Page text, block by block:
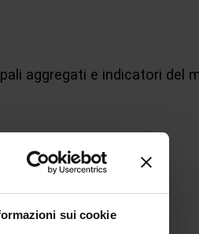
sui cookie
aggregati e indicatori del
Y Z